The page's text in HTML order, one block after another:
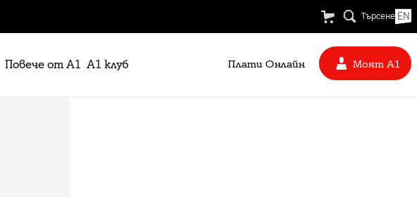
Търсене EN
Повече от А1 А1 клуб Плати Oнлайн Моят А1